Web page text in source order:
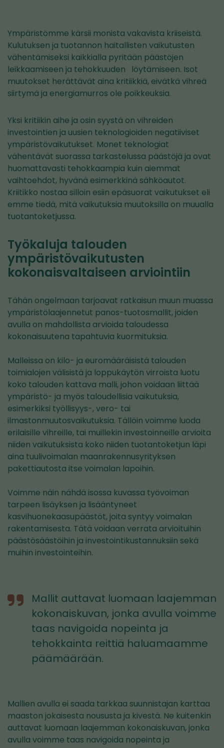
Ympäristömme kärsii monista vakavista kriiseistä.
Kulutuksen ja tuotannon haitallisten vaikutusten
vähentämiseksi kaikkialla pyritään päästöjen
leikkaamiseen ja tehokkuuden löytämiseen. Isot
muutokset herättävät aina kritiikkiä, eivätkä vihreä
siirtymä ja energiamurros ole poikkeuksia.
Yksi kritiikin aihe ja osin syystä on vihreiden
investointien ja uusien teknologioiden negatiiviset
ympäristövaikutukset. Monet teknologiat
vähentävät suorassa tarkastelussa päästöjä ja ovat
huomattavasti tehokkaampia kuin aiemmat
vaihtoehdot, hyvänä esimerkkinä sähköautot.
Kriitikko nostaa silloin esiin epäsuorat vaikutukset eli
emme tiedä, mitä vaikutuksia muutoksilla on muualla
tuotantoketjussa.
Työkaluja talouden
ympäristövaikutusten
kokonaisvaltaiseen arviointiin
Tähän ongelmaan tarjoavat ratkaisun muun muassa
ympäristölaajennetut panos-tuotosmallit, joiden
avulla on mahdollista arvioida taloudessa
kokonaisuutena tapahtuvia kuormituksia.
Malleissa on kilo- ja euromääräisistä talouden
toimialojen välisistä ja loppukäytön virroista luotu
koko talouden kattava malli, johon voidaan liittää
ympäristö- ja myös taloudellisia vaikutuksia,
esimerkiksi työllisyys-, vero- tai
ilmastonmuutosvaikutuksia. Tällöin voimme luoda
erilaisille vihreille, tai muillekin investoinneille arvioita
niiden vaikutuksista koko niiden tuotantoketjun läpi
aina tuulivoimalan maanrakennusyrityksen
pakettiautosta itse voimalan lapoihin.
Voimme näin nähdä isossa kuvassa työvoiman
tarpeen lisäyksen ja lisääntyneet
kasvihuonekaasupäästöt, joita syntyy voimalan
rakentamisesta. Tätä voidaan verrata arvioituihin
päästösäästöihin ja investointikustannuksiin sekä
muihin investointeihin.
Mallit auttavat luomaan laajemman
kokonaiskuvan, jonka avulla voimme
taas navigoida nopeinta ja
tehokkainta reittiä haluamaamme
päämäärään.
Mallien avulla ei saada tarkkaa suunnistajan karttaa
maaston jokaisesta noususta ja kivestä. Ne kuitenkin
auttavat luomaan laajemman kokonaiskuvan, jonka
avulla voimme taas navigoida nopeinta ja